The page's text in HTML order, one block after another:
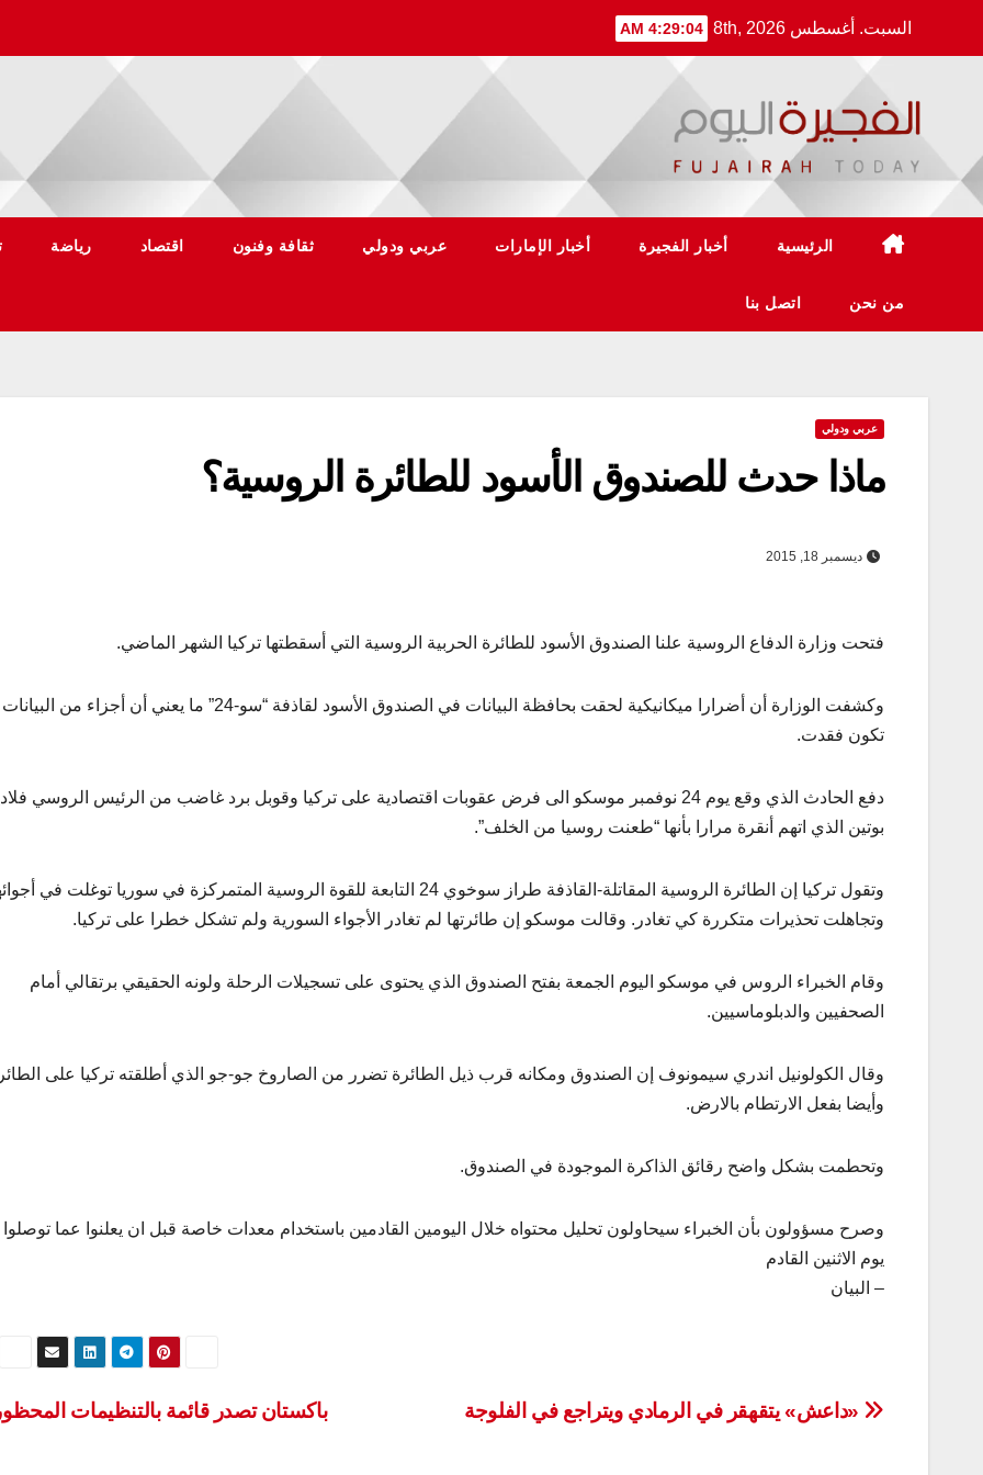
السبت. أغسطس 8th, 2026 4:29:05 AM
الرئيسية أخبار الفجيرة أخبار الإمارات عربي ودولي ثقافة وفنون اقتصاد رياضة
من نحن اتصل بنا
عربي ودولي
ماذا حدث للصندوق الأسود للطائرة الروسية؟
ديسمبر 18, 2015
فتحت وزارة الدفاع الروسية علنا الصندوق الأسود للطائرة الحربية الروسية التي أسقطتها تركيا الشهر الماضي.
وكشفت الوزارة أن أضرارا ميكانيكية لحقت بحافظة البيانات في الصندوق الأسود لقاذفة “سو-24” ما يعني أن أجزاء من
تكون فقدت.
دفع الحادث الذي وقع يوم 24 نوفمبر موسكو الى فرض عقوبات اقتصادية على تركيا وقوبل برد غاضب من الرئيس الروسي
بوتين الذي اتهم أنقرة مرارا بأنها “طعنت روسيا من الخلف”.
وتقول تركيا إن الطائرة الروسية المقاتلة-القاذفة طراز سوخوي 24 التابعة للقوة الروسية المتمركزة في سوريا توغلت في
وتجاهلت تحذيرات متكررة كي تغادر. وقالت موسكو إن طائرتها لم تغادر الأجواء السورية ولم تشكل خطرا على تركيا.
وقام الخبراء الروس في موسكو اليوم الجمعة بفتح الصندوق الذي يحتوى على تسجيلات الرحلة ولونه الحقيقي برتقالي أمام
الصحفيين والدبلوماسيين.
وقال الكولونيل اندري سيمونوف إن الصندوق ومكانه قرب ذيل الطائرة تضرر من الصاروخ جو-جو الذي أطلقته تركيا على
وأيضا بفعل الارتطام بالارض.
وتحطمت بشكل واضح رقائق الذاكرة الموجودة في الصندوق.
وصرح مسؤولون بأن الخبراء سيحاولون تحليل محتواه خلال اليومين القادمين باستخدام معدات خاصة قبل ان يعلنوا عما توصلوا
يوم الاثنين القادم
– البيان
تصفّح
باكستان تصدر قائمة بالتنظيمات «داعش» يتقهقر في الرمادي ويتراجع في الفلوجة